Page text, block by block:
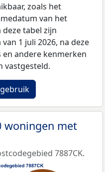
zoals het
van het
deze tabel zijn
1 juli 2026, na deze
andere kenmerken
vastgesteld.
woningen met
7887CK.